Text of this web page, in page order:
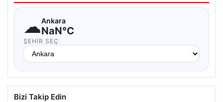
☁Ankara
NaN°C
ŞEHIR SEÇ
Bizi Takip Edin